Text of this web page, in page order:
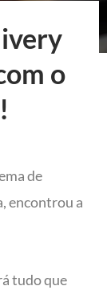
o
de
encontrou a
tudo que